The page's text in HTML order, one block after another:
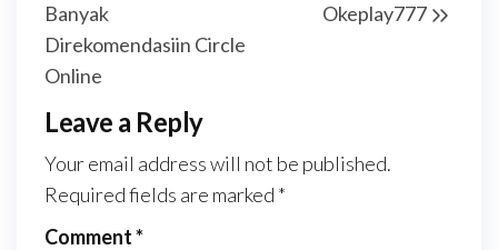
Banyak
Direkomendasiin Circle
Online
Okeplay777
Leave a Reply
Your email address will not be published.
Required fields are marked *
Comment*